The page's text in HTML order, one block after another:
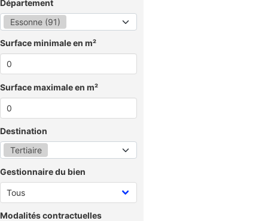
Département
Essonne (91)
Surface minimale en m²
Surface maximale en m²
Destination
Tertiaire
Gestionnaire du bien
Modalités contractuelles